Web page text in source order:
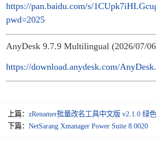
https://pan.baidu.com/s/
pwd=2025
AnyDesk 9.7.9 Multilingual (2026/07/
https://download.anydesk.com/
上篇： zRenamer批量改名工具中文版 v2.1.0 绿
下篇： NetSarang Xmanager Power Suite 8.0020